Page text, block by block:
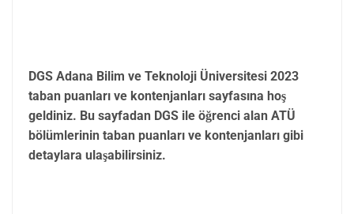
DGS Adana Bilim ve Teknoloji Üniversitesi 2023
taban puanları ve kontenjanları sayfasına hoş
geldiniz. Bu sayfadan DGS ile öğrenci alan ATÜ
bölümlerinin taban puanları ve kontenjanları gibi
detaylara ulaşabilirsiniz.